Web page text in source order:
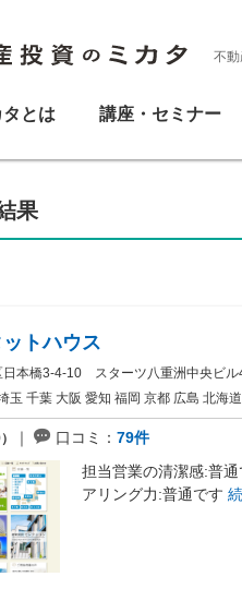
不
とは 講座・セミナー
果
トハウス
日本橋3-4-10 スターツ八重洲中央ビル
玉 千葉 大阪 愛知 福岡 京都 広島 北海
口コミ： 79件
担当営業の清潔感:普
アリング力:普通です